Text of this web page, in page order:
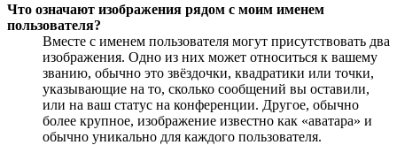
Что означают изображения рядом с моим именем
пользователя?
Вместе с именем пользователя могут присутствовать два
изображения. Одно из них может относиться к вашему
званию, обычно это звёздочки, квадратики или точки,
указывающие на то, сколько сообщений вы оставили,
или на ваш статус на конференции. Другое, обычно
более крупное, изображение известно как «аватара» и
обычно уникально для каждого пользователя.